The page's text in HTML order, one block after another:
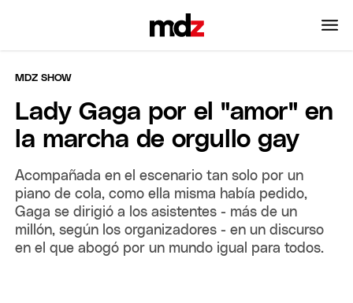
MDZ SHOW
Lady Gaga por el "amor" en
la marcha de orgullo gay
Acompañada en el escenario tan solo por un
piano de cola, como ella misma había pedido,
Gaga se dirigió a los asistentes - más de un
millón, según los organizadores - en un discurso
en el que abogó por un mundo igual para todos.